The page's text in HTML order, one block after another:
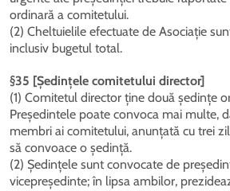
ordinară a comitetului.
(2) Cheltuielile efectuate de Asociație
inclusiv bugetul total.
§35 [Ședințele comitetului director]
(1) Comitetul director ține două ședințe
Președintele poate convoca mai multe,
membri ai comitetului, anunțată cu trei
să convoace o ședință.
(2) Ședințele sunt convocate de
vicepreședinte; în lipsa ambilor,